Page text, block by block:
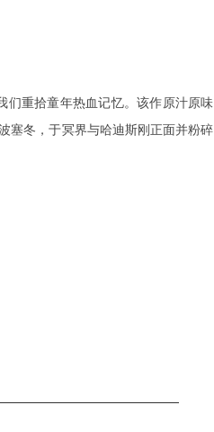
们重拾童年热血记忆。该作原汁原味
塞冬，于冥界与哈迪斯刚正面并粉碎